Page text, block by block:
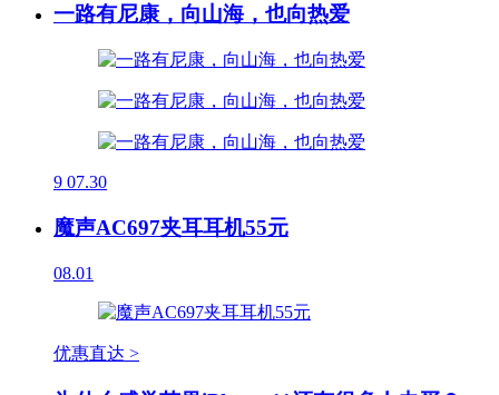
一路有尼康，向山海，也向热爱
9 07.30
魔声AC697夹耳耳机55元
08.01
优惠直达 >